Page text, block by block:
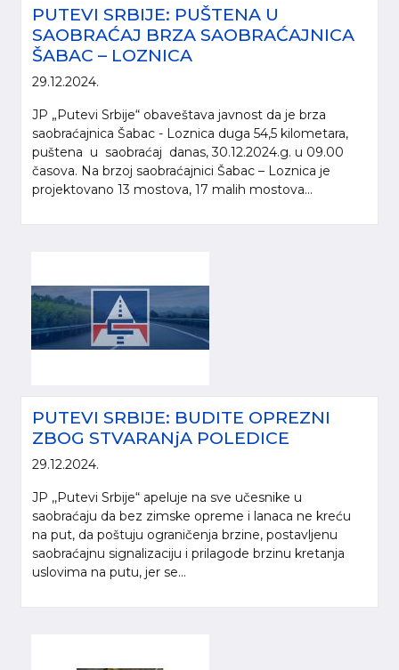
PUTEVI SRBIJE: PUŠTENA U
SAOBRAĆAJ BRZA SAOBRAĆAJNICA
ŠABAC – LOZNICA
29.12.2024.
JP „Putevi Srbije“ obaveštava javnost da je brza
saobraćajnica Šabac - Loznica duga 54,5 kilometara,
puštena u saobraćaj danas, 30.12.2024.g. u 09.00
časova. Na brzoj saobraćajnici Šabac – Loznica je
projektovano 13 mostova, 17 malih mostova...
PUTEVI SRBIJE: BUDITE OPREZNI
ZBOG STVARANjA POLEDICE
29.12.2024.
JP ,,Putevi Srbije“ apeluje na sve učesnike u
saobraćaju da bez zimske opreme i lanaca ne kreću
na put, da poštuju ograničenja brzine, postavljenu
saobraćajnu signalizaciju i prilagode brzinu kretanja
uslovima na putu, jer se...